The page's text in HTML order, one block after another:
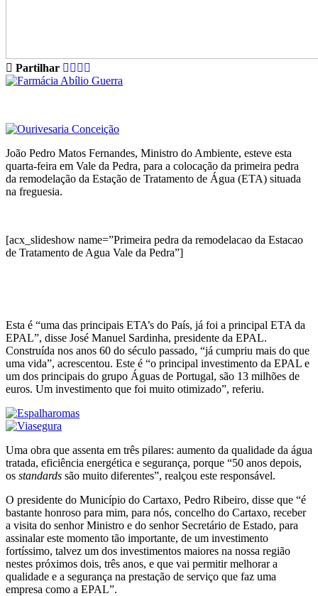
Partilhar
João Pedro Matos Fernandes, Ministro do Ambiente, esteve esta
quarta-feira em Vale da Pedra, para a colocação da primeira pedra
da remodelação da Estação de Tratamento de Água (ETA) situada
na freguesia.
[acx_slideshow name=”Primeira pedra da remodelacao da Estacao
de Tratamento de Agua Vale da Pedra”]
Esta é “uma das principais ETA’s do País, já foi a principal ETA da
EPAL”, disse José Manuel Sardinha, presidente da EPAL.
Construída nos anos 60 do século passado, “já cumpriu mais do que
uma vida”, acrescentou. Este é “o principal investimento da EPAL e
um dos principais do grupo Águas de Portugal, são 13 milhões de
euros. Um investimento que foi muito otimizado”, referiu.
Uma obra que assenta em três pilares: aumento da qualidade da água
tratada, eficiência energética e segurança, porque “50 anos depois,
os standards são muito diferentes”, realçou este responsável.
O presidente do Município do Cartaxo, Pedro Ribeiro, disse que “é
bastante honroso para mim, para nós, concelho do Cartaxo, receber
a visita do senhor Ministro e do senhor Secretário de Estado, para
assinalar este momento tão importante, de um investimento
fortíssimo, talvez um dos investimentos maiores na nossa região
nestes próximos dois, três anos, e que vai permitir melhorar a
qualidade e a segurança na prestação de serviço que faz uma
empresa como a EPAL”.